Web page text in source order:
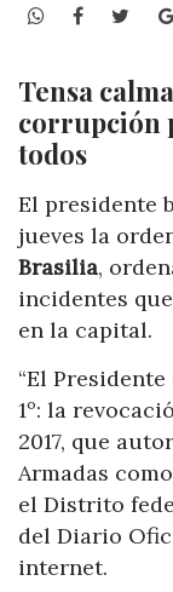
WhatsApp
Facebook
Tensa
corrupción
todos
El presidente
jueves la
Brasilia,
incidentes
en la capital.
“El
1º: la
2017, que
Armadas
el Distrito
del Diario
internet.